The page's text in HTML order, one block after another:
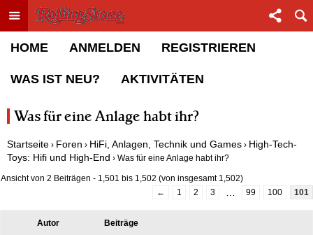
Toggle menu
Rolling Stone Forum
HOME ANMELDEN REGISTRIEREN
WAS IST NEU? AKTIVITÄTEN
Was für eine Anlage habt ihr?
Startseite › Foren › HiFi, Anlagen, Technik und Games › High-Tech-
Toys: Hifi und High-End › Was für eine Anlage habt ihr?
Ansicht von 2 Beiträgen - 1,501 bis 1,502 (von insgesamt 1,502)
←
1 2 3 99 100 101
Autor Beiträge